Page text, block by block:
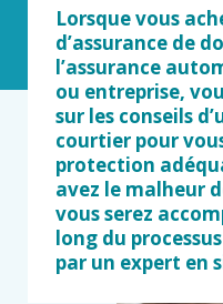
​​Lorsque vous
d’assurance de
l’assurance
ou entreprise,
sur les conseils
courtier​ pour
protection
avez le malheur
vous serez
long du
par un expert en